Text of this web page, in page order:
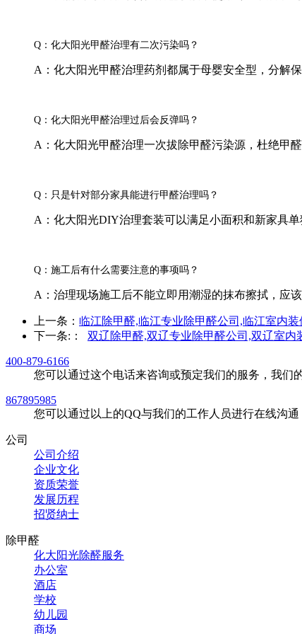
Q：化大阳光甲醛治理有二次污染吗？
A：化大阳光甲醛治理药剂都属于母婴安全型，分解
Q：化大阳光甲醛治理过后会反弹吗？
A：化大阳光甲醛治理一次拔除甲醛污染源，杜绝甲醛
Q：只是针对部分家具能进行甲醛治理吗？
A：化大阳光DIY治理套装可以满足小面积和新家具单
Q：施工后有什么需要注意的事项吗？
A：治理现场施工后不能立即用潮湿的抹布擦拭，应
上一条： 临江除甲醛,临江专业除甲醛公司,临江室内
下一条: ： 双辽除甲醛,双辽专业除甲醛公司,双辽室
400-879-6166
您可以通过这个电话来咨询或预定我们的服务，我们
867895985
您可以通过以上的QQ与我们的工作人员进行在线沟
公司
公司介绍
企业文化
资质荣誉
发展历程
招贤纳士
除甲醛
化大阳光除醛服务
办公室
酒店
学校
幼儿园
商场